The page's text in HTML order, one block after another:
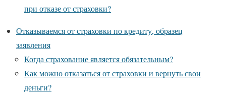
при отказе от страховки?
Отказываемся от страховки по кредиту, образец
заявления
Когда страхование является обязательным?
Как можно отказаться от страховки и вернуть свои
деньги?